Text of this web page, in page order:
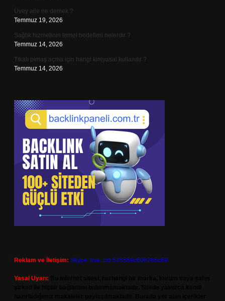
Üvey aile ne demek ?
Temmuz 19, 2026
Sağlık hizmetinin temel hedefleri nelerdir ?
Temmuz 14, 2026
Tıkalı pimaş açma için hangi kimyasal kullanılır ?
Temmuz 14, 2026
Reklam ve İletişim: Skype: live:.cid.575569c608265c69
Yasal Uyarı: